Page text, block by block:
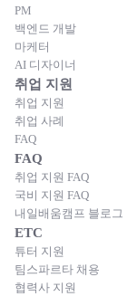
PM
백엔드 개발
마케터
AI 디자이너
취업 지원
취업 지원
취업 사례
FAQ
FAQ
취업 지원 FAQ
국비 지원 FAQ
내일배움캠프 블로그
ETC
튜터 지원
팀스파르타 채용
협력사 지원